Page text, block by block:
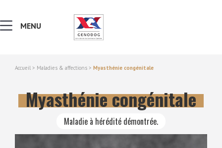
NOTIONS DE GÉNÉTIQUE
RECHERCHER UNE RACE
MENU
Accueil > Maladies & affections > Myasthénie congénitale
Myasthénie congénitale
Maladie à hérédité démontrée.